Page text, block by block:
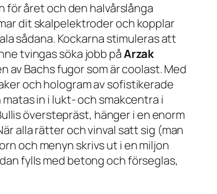
året och den halvårslånga
dit skalpelektroder och kopplar
sådana. Kockarna stimuleras att
tvingas söka jobb påArzak
av Bachs fugor som är coolast. Med
och hologram av sofistikerade
in i lukt- och smakcentra i
överstepräst, hänger i en enorm
alla rätter och vinval satt sig (man
och menyn skrivs ut i en miljon
fylls med betong och förseglas,